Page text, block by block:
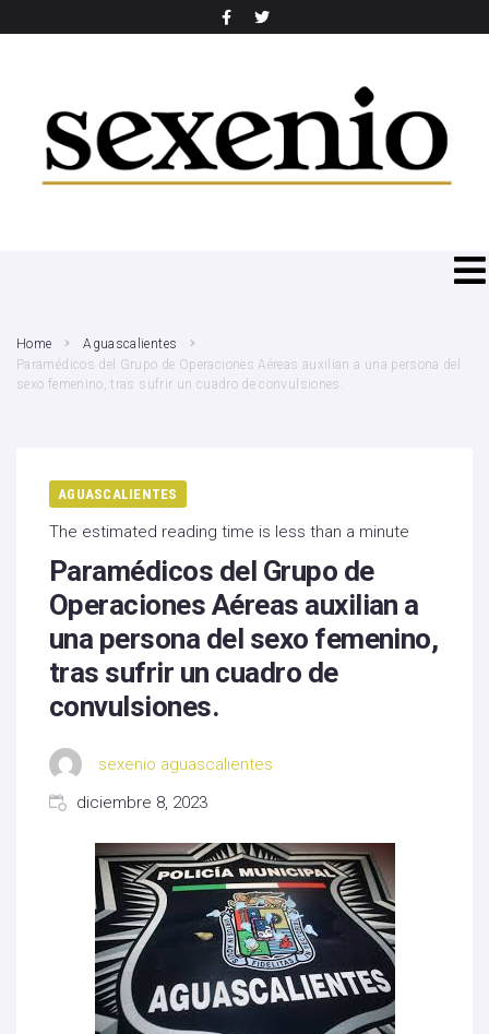
Home
Aguascalientes
Paramédicos del Grupo de Operaciones Aéreas auxilian a una persona del
sexo femenino, tras sufrir un cuadro de convulsiones.
AGUASCALIENTES
The estimated reading time is less than a minute
Paramédicos del Grupo de
Operaciones Aéreas auxilian a
una persona del sexo femenino,
tras sufrir un cuadro de
convulsiones.
sexenio aguascalientes
diciembre 8, 2023
SEARCH THIS WEBSITE